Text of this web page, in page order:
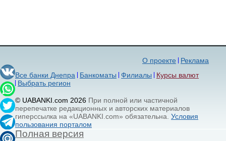
Реклама
О проекте
Все банки Днепра
Банкоматы Филиалы
Курсы валют
Выбрать регион
© UABANKI.com 2026 При полной или частичной
перепечатке редакционных и авторских материалов
гиперссылка на «UABANKI.com» обязательна. Условия
пользования порталом
Полная версия